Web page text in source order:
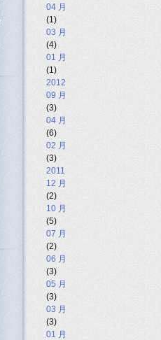
04 月
(1)
03 月
(4)
01 月
(1)
2012
09 月
(3)
04 月
(6)
02 月
(3)
2011
12 月
(2)
10 月
(5)
07 月
(2)
06 月
(3)
05 月
(3)
03 月
(3)
01 月